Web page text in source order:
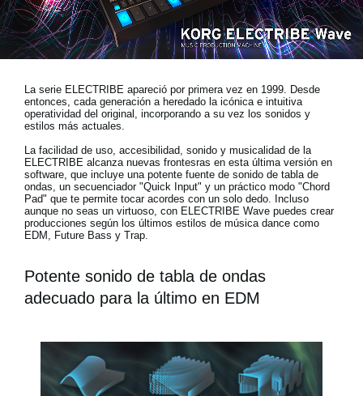
Redes Sociales
La serie ELECTRIBE apareció por primera vez en 1999. Desde
entonces, cada generación a heredado la icónica e intuitiva
operatividad del original, incorporando a su vez los sonidos y
estilos más actuales.
La facilidad de uso, accesibilidad, sonido y musicalidad de la
ELECTRIBE alcanza nuevas frontesras en esta última versión en
software, que incluye una potente fuente de sonido de tabla de
ondas, un secuenciador "Quick Input" y un práctico modo "Chord
Pad" que te permite tocar acordes con un solo dedo. Incluso
aunque no seas un virtuoso, con ELECTRIBE Wave puedes crear
producciones según los últimos estilos de música dance como
EDM, Future Bass y Trap.
Potente sonido de tabla de ondas
adecuado para la último en EDM